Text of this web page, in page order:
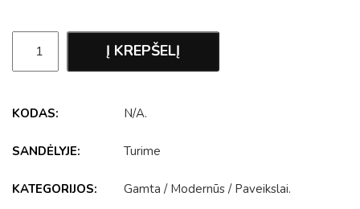
Į KREPŠELĮ
KODAS: N/A.
SANDĖLYJE: Turime
KATEGORIJOS: Gamta / Modernūs / Paveikslai.